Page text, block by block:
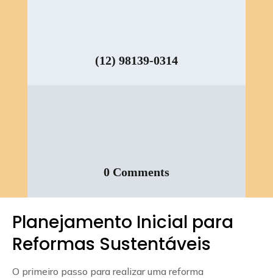
(12) 98139-0314
0 Comments
Planejamento Inicial para
Reformas Sustentáveis
O primeiro passo para realizar uma reforma